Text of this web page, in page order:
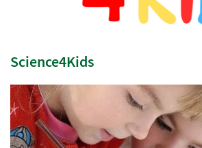
Science4Kids